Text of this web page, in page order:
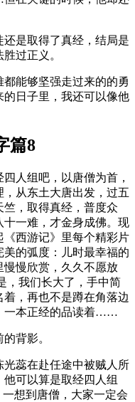
是取得了真经，结局是
过正义。
能够坚强走过来的的勇
日子里，我还可以像他
篇8
人组吧，以唐僧为首，
从东土大唐出发，过五
，取得真经，普度众
一难，才金身成佛。现
西游记》里每个精彩片
的弧度：儿时最幸福的
慢欣赏，久久不愿放
，我们长大了，手中简
，再也不是蹲在角落边
一本正经的品读着……
背影。
蕊在赴任途中被贼人所
可以算是取经四人组
想到唐僧，大家一定会